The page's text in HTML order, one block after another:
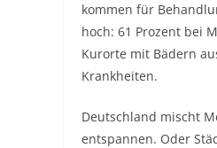
kommen für
hoch: 61 Prozent bei
Kurorte mit Bädern
Krankheiten.
Deutschland mischt
entspannen. Oder